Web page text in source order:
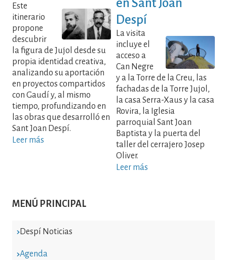
MENÚ PRINCIPAL
Despí Noticias
Agenda
Este
itinerario
propone
descubrir
la figura de Jujol desde su
propia identidad creativa,
analizando su aportación
en proyectos compartidos
con Gaudí y, al mismo
tiempo, profundizando en
las obras que desarrolló en
Sant Joan Despí.
Leer más
en Sant Joan
Despí
La visita
incluye el
acceso a
Can Negre
y a la Torre de la Creu, las
fachadas de la Torre Jujol,
la casa Serra-Xaus y la casa
Rovira, la Iglesia
parroquial Sant Joan
Baptista y la puerta del
taller del cerrajero Josep
Oliver.
Leer más